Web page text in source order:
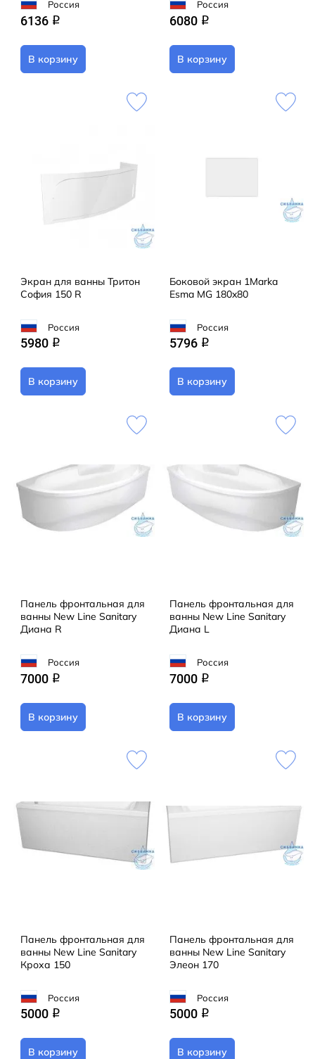
Россия
6136 q
В корзину
Россия
6080 q
В корзину
Экран для ванны Тритон
София 150 R
Россия
5980 q
В корзину
Боковой экран 1Marka
Esma MG 180x80
Россия
5796 q
В корзину
Панель фронтальная для
ванны New Line Sanitary
Диана R
Россия
7000 q
В корзину
Панель фронтальная для
ванны New Line Sanitary
Диана L
Россия
7000 q
В корзину
Панель фронтальная для
ванны New Line Sanitary
Кроха 150
Россия
5000 q
В корзину
Панель фронтальная для
ванны New Line Sanitary
Элеон 170
Россия
5000 q
В корзину